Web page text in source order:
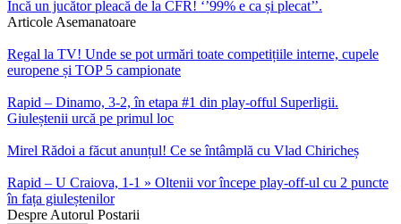
Încă un jucător pleacă de la CFR! ‘’99% e ca și plecat’’.
Articole Asemanatoare
Regal la TV! Unde se pot urmări toate competițiile interne, cupele
europene și TOP 5 campionate
Rapid – Dinamo, 3-2, în etapa #1 din play-offul Superligii.
Giuleștenii urcă pe primul loc
Mirel Rădoi a făcut anunțul! Ce se întâmplă cu Vlad Chiricheș
Rapid – U Craiova, 1-1 » Oltenii vor începe play-off-ul cu 2 puncte
în fața giuleștenilor
Despre Autorul Postarii